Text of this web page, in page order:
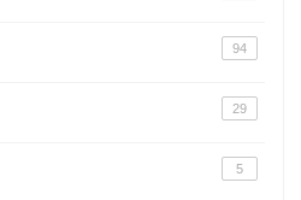
94
29
5